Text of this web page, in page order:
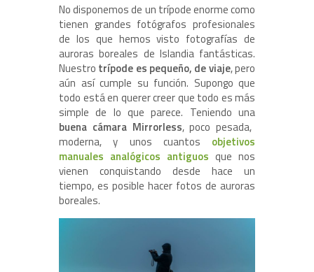
No disponemos de un trípode enorme como
tienen grandes fotógrafos profesionales
de los que hemos visto fotografías de
auroras boreales de Islandia fantásticas.
Nuestro trípode es pequeño, de viaje, pero
aún así cumple su función. Supongo que
todo está en querer creer que todo es más
simple de lo que parece. Teniendo una
buena cámara Mirrorless, poco pesada,
moderna, y unos cuantos objetivos
manuales analógicos antiguos que nos
vienen conquistando desde hace un
tiempo, es posible hacer fotos de auroras
boreales.